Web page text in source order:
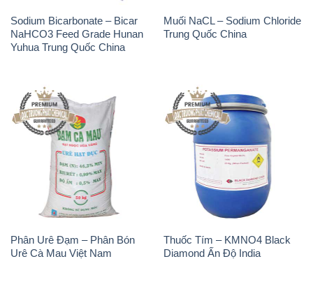
Sodium Bicarbonate – Bicar
NaHCO3 Feed Grade Hunan
Yuhua Trung Quốc China
Muối NaCL – Sodium Chloride
Trung Quốc China
Phân Urê Đạm – Phân Bón
Urê Cà Mau Việt Nam
Thuốc Tím – KMNO4 Black
Diamond Ấn Độ India